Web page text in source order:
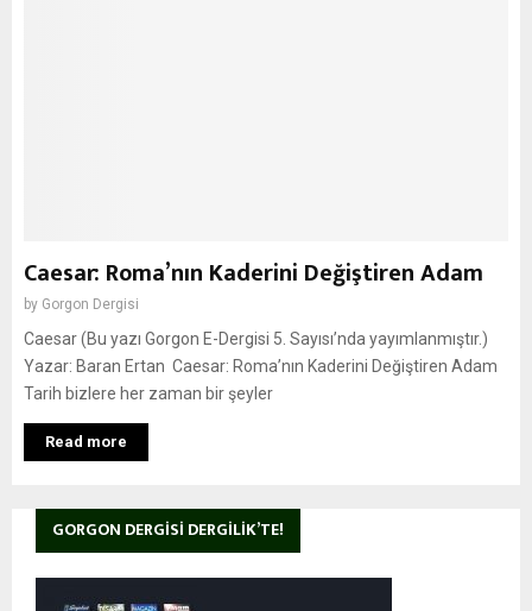
Caesar: Roma’nın Kaderini Değiştiren Adam
by Gorgon Dergisi
Caesar (Bu yazı Gorgon E-Dergisi 5. Sayısı’nda yayımlanmıştır.)
Yazar: Baran Ertan Caesar: Roma’nın Kaderini Değiştiren Adam
Tarih bizlere her zaman bir şeyler
Read more
GORGON DERGISI DERGILIK’TE!